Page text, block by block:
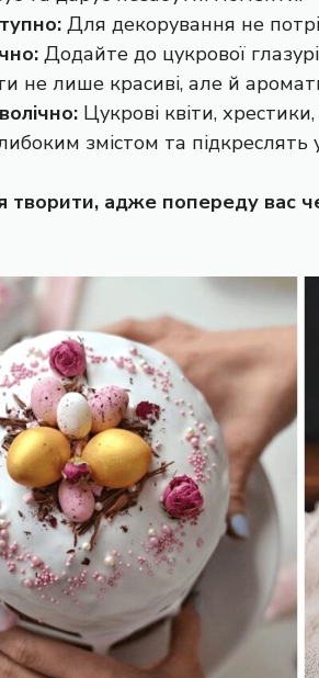
Для декорування не
Додайте до цукрової
не лише красиві, але й
Цукрові квіти,
змістом та
творити, адже попереду вас